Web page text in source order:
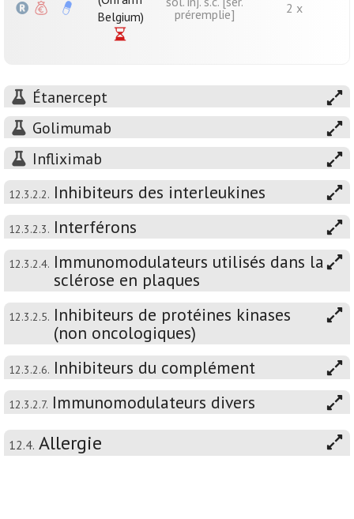
Belgium)
préremplie]
2 x
Étanercept
Golimumab
Infliximab
12.3.2.2. Inhibiteurs des interleukines
12.3.2.3. Interférons
12.3.2.4. Immunomodulateurs utilisés dans la
sclérose en plaques
12.3.2.5. Inhibiteurs de protéines kinases
(non oncologiques)
12.3.2.6. Inhibiteurs du complément
12.3.2.7. Immunomodulateurs divers
12.4. Allergie